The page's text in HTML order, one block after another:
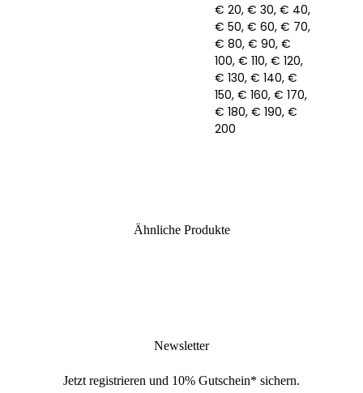
€ 20, € 30, € 40,
€ 50, € 60, € 70,
€ 80, € 90, €
100, € 110, € 120,
€ 130, € 140, €
150, € 160, € 170,
€ 180, € 190, €
200
Ähnliche Produkte
Newsletter
Jetzt registrieren und 10% Gutschein* sichern.